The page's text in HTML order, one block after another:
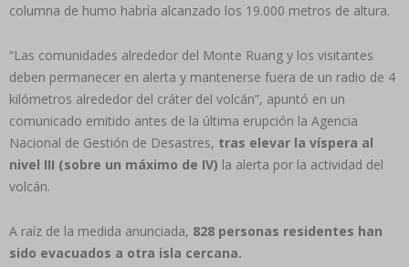
columna de humo habría alcanzado los 19.000 metros de altura.
“Las comunidades alrededor del Monte Ruang y los visitantes
deben permanecer en alerta y mantenerse fuera de un radio de 4
kilómetros alrededor del cráter del volcán”, apuntó en un
comunicado emitido antes de la última erupción la Agencia
Nacional de Gestión de Desastres, tras elevar la víspera al
nivel III (sobre un máximo de IV) la alerta por la actividad del
volcán.
A raíz de la medida anunciada, 828 personas residentes han
sido evacuados a otra isla cercana.